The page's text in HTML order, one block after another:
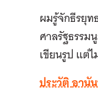
ผมรู้จักธีรยุ
ศาลรัฐธรรม
เขียนรูป แต่
ประวัติอานั